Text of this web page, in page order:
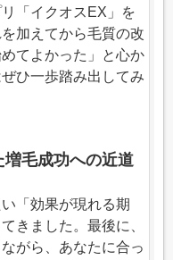
「イクオスEX」を
加えてから毛質の改
てよかった」と心か
ひ一歩踏み出してみ
毛成功への近道
「効果が現れる期
きました。最後に、
がら、あなたに合っ